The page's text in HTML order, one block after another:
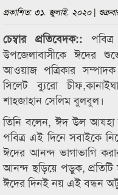
প্রকাশিত: ৩১. জুলাই. ২০২০ |
চেম্বার প্রতিবেদক::
উপজেলাবাসীকে ঈদের
আওয়াজ পত্রিকার সম্পাদক
সিলেট ব্যুরো
শাহজাহান সেলিম বুলবুল।
তিনি বলেন, ঈদ উল আযহা
পবিত্র এই দিনে সবাইকে
ঈদের আনন্দ ভাগাভাগি
আনন্দ ছড়িয়ে পড়ুক, প্রতিটি
ঈদের দিনই নয় এই বন্ধন